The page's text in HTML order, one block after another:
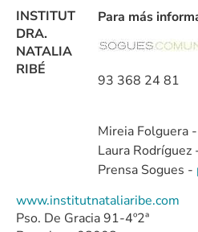
Para más
93 368 24 81
Mireia Folguera -
Laura Rodríguez
Prensa Sogues -
INSTITUT
DRA.
NATALIA
RIBÉ
www.institutnataliaribe.com
Pso. De Gracia 91-4º2ª